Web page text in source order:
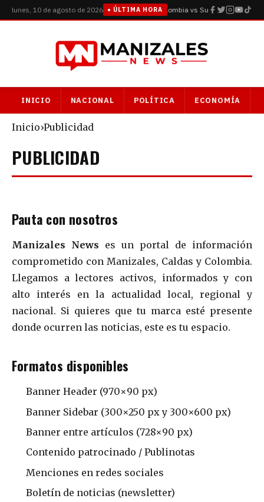
lunes, 10 de agosto de 2026 ● ÚLTIMA HORAColombia vs Suiza: octavos de
INICIO NACIONAL POLÍTICA ECONOMÍA
Inicio›Publicidad
PUBLICIDAD
Pauta con nosotros
Manizales News es un portal de información
comprometido con Manizales, Caldas y Colombia.
Llegamos a lectores activos, informados y con
alto interés en la actualidad local, regional y
nacional. Si quieres que tu marca esté presente
donde ocurren las noticias, este es tu espacio.
Formatos disponibles
Banner Header (970×90 px)
Banner Sidebar (300×250 px y 300×600 px)
Banner entre artículos (728×90 px)
Contenido patrocinado / Publinotas
Menciones en redes sociales
Boletín de noticias (newsletter)